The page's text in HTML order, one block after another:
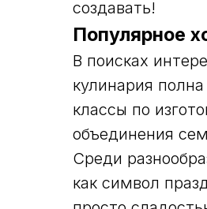
создавать!
Популярное
В поисках
кулинария
классы по
объединения
Среди
как символ